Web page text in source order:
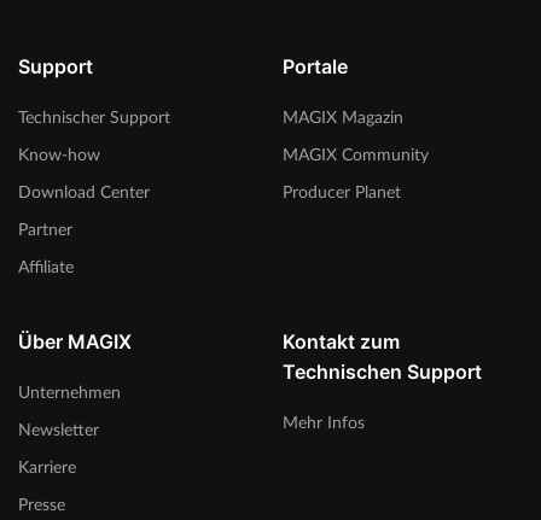
Support
Technischer Support
Know-how
Download Center
Partner
Affiliate
Portale
MAGIX Magazin
MAGIX Community
Producer Planet
Über MAGIX
Unternehmen
Newsletter
Karriere
Presse
Kontakt zum
Technischen Support
Mehr Infos